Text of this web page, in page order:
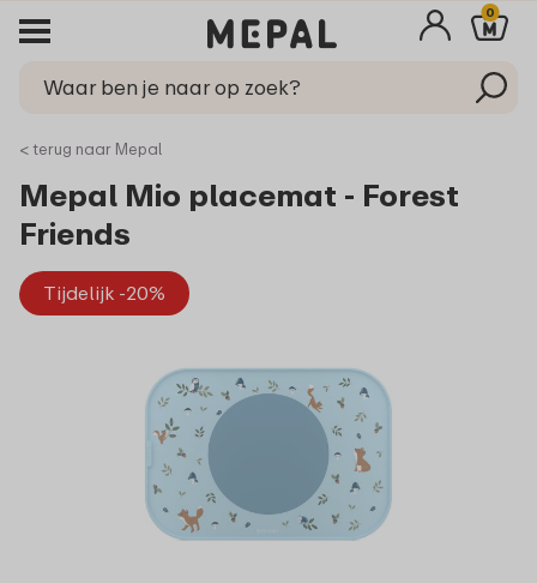
0
< terug naar Mepal
Mepal Mio placemat - Forest
Friends
Tijdelijk -20%